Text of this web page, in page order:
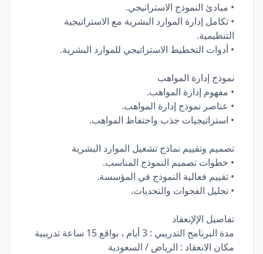
• مبادئ النموذج الاستراتيجي.
• تكامل إدارة الموارد البشرية مع الاستراتيجية
التنظيمية.
• أدوات التخطيط الاستراتيجي للموارد البشرية.
نموذج إدارة المواهب
• مفهوم إدارة المواهب.
• عناصر نموذج إدارة المواهب.
• استراتيجيات جذب واحتفاظ المواهب.
تصميم وتقييم نماذج تشغيل الموارد البشرية
• خطوات تصميم النموذج المناسب.
• تقييم فعالية النموذج في المؤسسة.
• تحليل الفجوات والتحديات.
تفاصيل الإلإنعقاد
مدة البرنامج التدريبي : 3 أيام ، بواقع 15 ساعة تدريبية
مكان الانعقاد : الرياض / السعودية